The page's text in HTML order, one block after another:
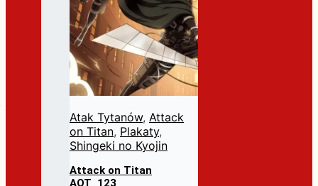
Atak Tytanów, Attack
on Titan, Plakaty,
Shingeki no Kyojin
Attack on Titan
AOT_123